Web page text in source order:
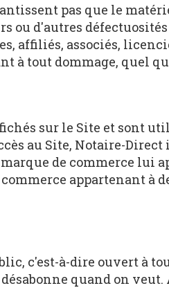
pas que le
ou d'autres
affiliés, associés,
à tout dommage, quel
sur le Site et sont
au Site, Notaire-
de commerce lui
appartenant à
c'est-à-dire ouvert à
quand on